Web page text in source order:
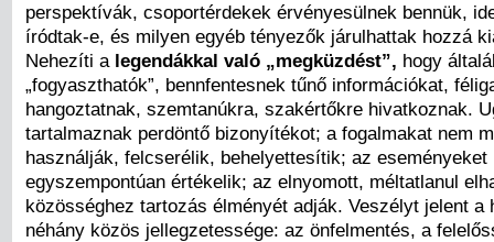
perspektívák, csoportérdekek érvényesülnek bennük,
íródtak-e, és milyen egyéb tényezők járulhattak hozzá
Nehezíti a legendákkal való „megküzdést”, hogy
„fogyaszthatók”, bennfentesnek tűnő információkat,
hangoztatnak, szemtanúkra, szakértőkre hivatkoznak.
tartalmaznak perdöntő bizonyítékot; a fogalmakat nem
használják, felcserélik, behelyettesítik; az eseményeket
egyszempontúan értékelik; az elnyomott, méltatlanul
közösséghez tartozás élményét adják. Veszélyt jelent a
néhány közös jellegzetessége: az önfelmentés, a